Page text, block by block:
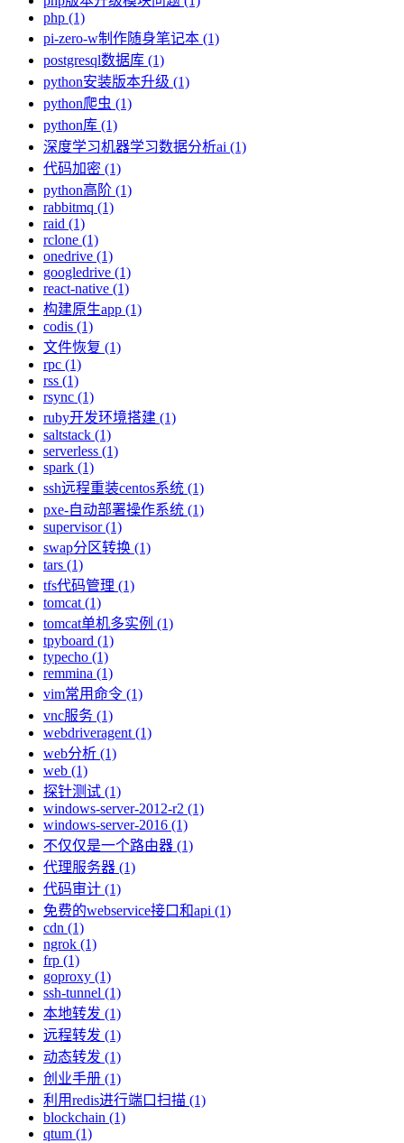
php (1)
pi-zero-w制作随身笔记本 (1)
postgresql数据库 (1)
python安装版本升级 (1)
python爬虫 (1)
python库 (1)
深度学习机器学习数据分析ai (1)
代码加密 (1)
python高阶 (1)
rabbitmq (1)
raid (1)
rclone (1)
onedrive (1)
googledrive (1)
react-native (1)
构建原生app (1)
codis (1)
文件恢复 (1)
rpc (1)
rss (1)
rsync (1)
ruby开发环境搭建 (1)
saltstack (1)
serverless (1)
spark (1)
ssh远程重装centos系统 (1)
pxe-自动部署操作系统 (1)
supervisor (1)
swap分区转换 (1)
tars (1)
tfs代码管理 (1)
tomcat (1)
tomcat单机多实例 (1)
tpyboard (1)
typecho (1)
remmina (1)
vim常用命令 (1)
vnc服务 (1)
webdriveragent (1)
web分析 (1)
web (1)
探针测试 (1)
windows-server-2012-r2 (1)
windows-server-2016 (1)
不仅仅是一个路由器 (1)
代理服务器 (1)
代码审计 (1)
免费的webservice接口和api (1)
cdn (1)
ngrok (1)
frp (1)
goproxy (1)
ssh-tunnel (1)
本地转发 (1)
远程转发 (1)
动态转发 (1)
创业手册 (1)
利用redis进行端口扫描 (1)
blockchain (1)
qtum (1)